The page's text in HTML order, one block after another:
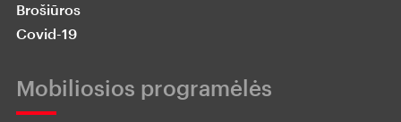
Brošiūros
Covid-19
Mobiliosios programėlės